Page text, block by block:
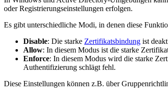
oder Registrierungseinstellungen erfolgen.
Es gibt unterschiedliche Modi, in denen diese
Disable: Die starke Zertifikatsbindung ist
Allow: In diesem Modus ist die starke
Enforce: In diesem Modus wird die starke
Authentifizierung schlägt fehl.
Diese Einstellungen können z.B. über